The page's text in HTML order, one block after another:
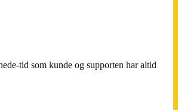
tid som kunde og supporten har altid